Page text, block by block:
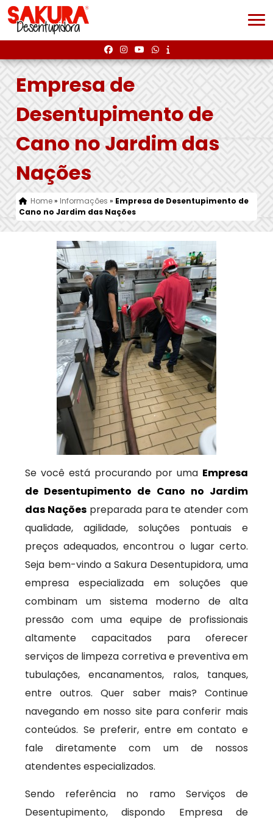
Empresa de
Desentupimento de
Cano no Jardim das
Nações
Home» Informações » Empresa de Desentupimento de
Cano no Jardim das Nações
Se você está procurando por uma Empresa
de Desentupimento de Cano no Jardim
das Naçõespreparada para te atender com
qualidade, agilidade, soluções pontuais e
preços adequados, encontrou o lugar certo.
Seja bem-vindo a Sakura Desentupidora, uma
empresa especializada em soluções que
combinam um sistema moderno de alta
pressão com uma equipe de profissionais
altamente capacitados para oferecer
serviços de limpeza corretiva e preventiva em
tubulações, encanamentos, ralos, tanques,
entre outros. Quer saber mais? Continue
navegando em nosso site para conferir mais
conteúdos. Se preferir, entre em contato e
fale diretamente com um de nossos
atendentes especializados.
Sendo referência no ramo Serviços de
Desentupimento, dispondo Empresa de